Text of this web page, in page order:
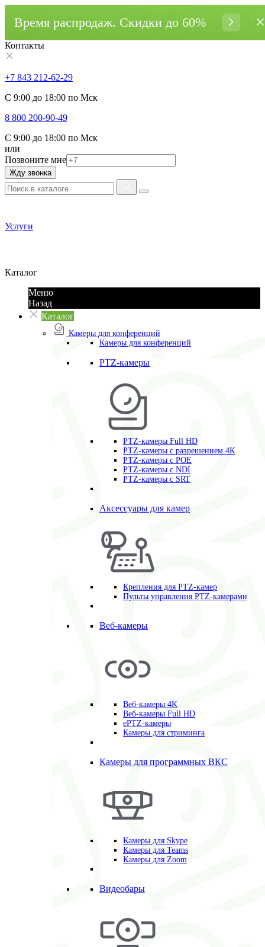
Время распродаж. Cкидки до 60%
Контакты
+7 843 212-62-29
С 9:00 до 18:00 по Мск
8 800 200-90-49
С 9:00 до 18:00 по Мск
или
Позвоните мне
Жду звонка
Услуги
Каталог
Меню
Назад
Каталог
Камеры для конференций
Камеры для конференций
PTZ-камеры
PTZ-камеры Full HD
PTZ-камеры с разрешением 4К
PTZ-камеры с POE
PTZ-камеры c NDI
PTZ-камеры с SRT
Аксессуары для камер
Крепления для PTZ-камер
Пульты управления PTZ-камерами
Веб-камеры
Веб-камеры 4K
Веб-камеры Full HD
ePTZ-камеры
Камеры для стриминга
Камеры для программных ВКС
Камеры для Skype
Камеры для Teams
Камеры для Zoom
Видеобары